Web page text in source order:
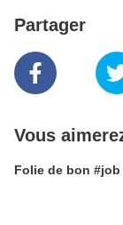
Partager
Vous
Folie de bon